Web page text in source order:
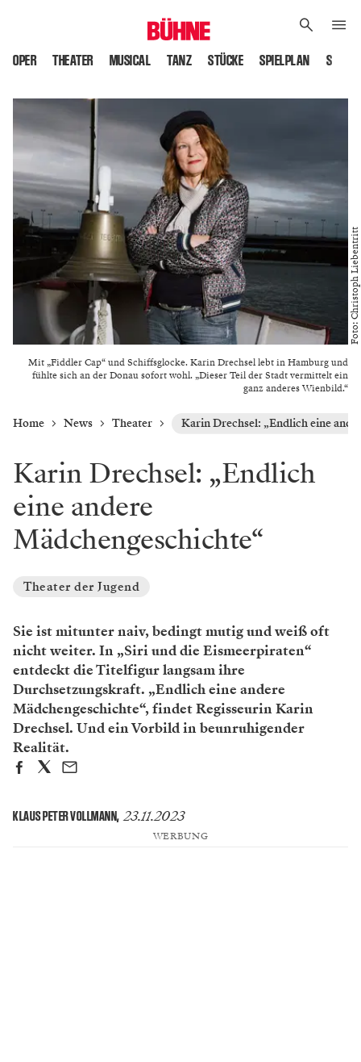
OPER THEATER MUSICAL TANZ STÜCKE SPIELPLAN
Mit „Fiddler Cap“ und Schiffsglocke. Karin Drechsel lebt in Hamburg und
fühlte sich an der Donau sofort wohl. „Dieser Teil der Stadt vermittelt ein
ganz anderes Wienbild.“
Foto: Christoph Liebentritt
Home News Theater Karin Drechsel: „Endlich eine
Karin Drechsel: „Endlich
eine andere
Mädchengeschichte“
Theater der Jugend
Sie ist mitunter naiv, bedingt mutig und weiß oft
nicht weiter. In „Siri und die Eismeerpiraten“
entdeckt die Titelfigur langsam ihre
Durchsetzungskraft. „Endlich eine andere
Mädchengeschichte“, findet Regisseurin Karin
Drechsel. Und ein Vorbild in beunruhigender
Realität.
KLAUS PETER VOLLMANN, 23.11.2023
WERBUNG